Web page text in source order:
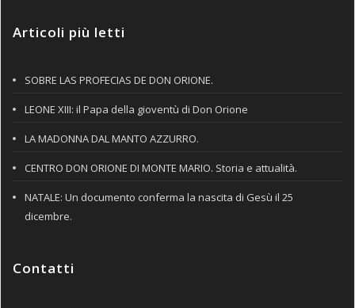
Articoli più letti
SOBRE LAS PROFECIAS DE DON ORIONE.
LEONE XIII: il Papa della gioventù di Don Orione
LA MADONNA DAL MANTO AZZURRO.
CENTRO DON ORIONE DI MONTE MARIO. Storia e attualità.
NATALE: Un documento conferma la nascita di Gesù il 25
dicembre.
Contatti